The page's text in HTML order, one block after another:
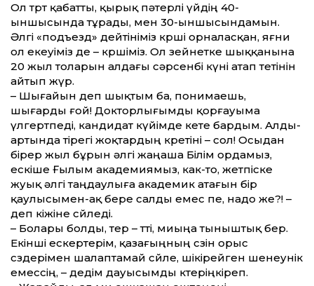
Ол төрт қабат­ты, қырық пәтерлі үйдің 40-
ыншысында тұрады, мен 30-ыншысындамын.
Әлгі «подъезд» дейтініміз көрші орналасқан, яғни
ол екеуіміз де – көршіміз. Ол зейнетке шыққанына
20 жыл толарын алдағы сәрсенбі күні атап өтетінін
айтып жүр.
– Шығайын деп шықтым ба, понимаешь,
шығарды ғой! Докторлығымды қорғауыма
үлгертпеді, кандидат күйімде кете бардым. Алды-
артында тірегі жоқтардың көретіні – сол! Осыдан
бірер жыл бұрын әлгі жаңаша Білім ордамыз,
ескіше Ғылым академиямыз, как-то, жетпіске
жуық әлгі таңдаулыға академик атағын бір
қаулысымен-ақ бере салды емес пе, надо же?! –
деп кіжіне сөйледі.
– Болары болды, өтер – өт­ті, миыңа тыныштық бер.
Екінші ескертерім, қазағыңның сөзін орыс
сөздерімен шалаптамай сөйле, шікірейген шенеунік
емессің, – дедім дауысымды көтеріңкіреп.